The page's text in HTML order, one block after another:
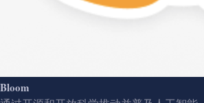
Bloom